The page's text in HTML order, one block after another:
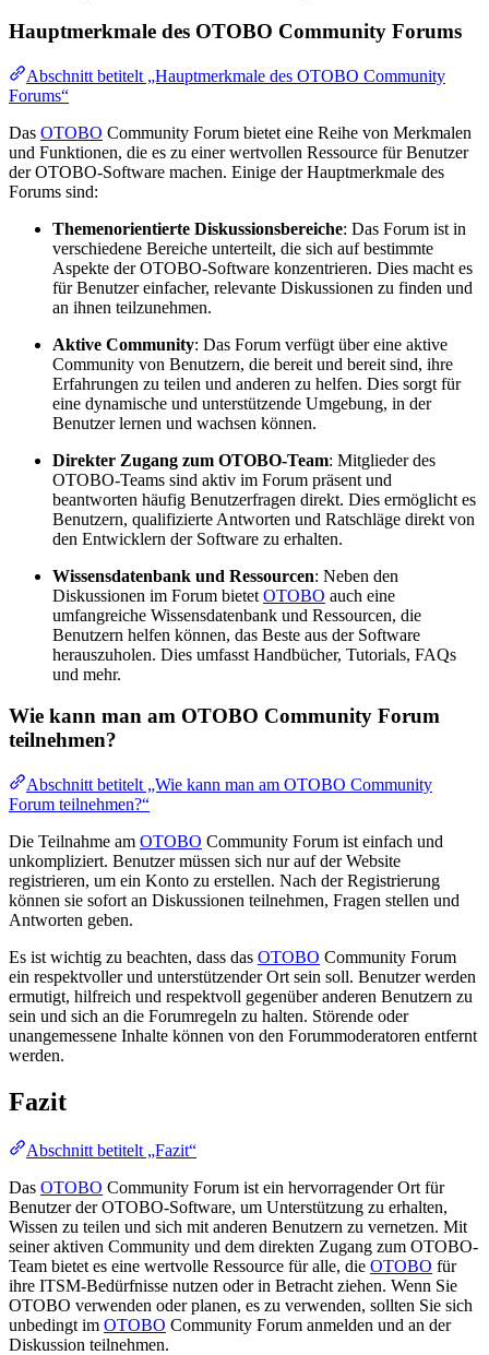
Hauptmerkmale des OTOBO Community Forums
Abschnitt betitelt „Hauptmerkmale des OTOBO Community
Forums“
Das OTOBO Community Forum bietet eine Reihe von Merkmalen
und Funktionen, die es zu einer wertvollen Ressource für Benutzer
der OTOBO-Software machen. Einige der Hauptmerkmale des
Forums sind:
Themenorientierte Diskussionsbereiche: Das Forum ist in
verschiedene Bereiche unterteilt, die sich auf bestimmte
Aspekte der OTOBO-Software konzentrieren. Dies macht es
für Benutzer einfacher, relevante Diskussionen zu finden und
an ihnen teilzunehmen.
Aktive Community: Das Forum verfügt über eine aktive
Community von Benutzern, die bereit und bereit sind, ihre
Erfahrungen zu teilen und anderen zu helfen. Dies sorgt für
eine dynamische und unterstützende Umgebung, in der
Benutzer lernen und wachsen können.
Direkter Zugang zum OTOBO-Team: Mitglieder des
OTOBO-Teams sind aktiv im Forum präsent und
beantworten häufig Benutzerfragen direkt. Dies ermöglicht es
Benutzern, qualifizierte Antworten und Ratschläge direkt von
den Entwicklern der Software zu erhalten.
Wissensdatenbank und Ressourcen: Neben den
Diskussionen im Forum bietet OTOBO auch eine
umfangreiche Wissensdatenbank und Ressourcen, die
Benutzern helfen können, das Beste aus der Software
herauszuholen. Dies umfasst Handbücher, Tutorials, FAQs
und mehr.
Wie kann man am OTOBO Community Forum
teilnehmen?
Abschnitt betitelt „Wie kann man am OTOBO Community
Forum teilnehmen?“
Die Teilnahme am OTOBO Community Forum ist einfach und
unkompliziert. Benutzer müssen sich nur auf der Website
registrieren, um ein Konto zu erstellen. Nach der Registrierung
können sie sofort an Diskussionen teilnehmen, Fragen stellen und
Antworten geben.
Es ist wichtig zu beachten, dass das OTOBO Community Forum
ein respektvoller und unterstützender Ort sein soll. Benutzer werden
ermutigt, hilfreich und respektvoll gegenüber anderen Benutzern zu
sein und sich an die Forumregeln zu halten. Störende oder
unangemessene Inhalte können von den Forummoderatoren entfernt
werden.
Fazit
Abschnitt betitelt „Fazit“
Das OTOBO Community Forum ist ein hervorragender Ort für
Benutzer der OTOBO-Software, um Unterstützung zu erhalten,
Wissen zu teilen und sich mit anderen Benutzern zu vernetzen. Mit
seiner aktiven Community und dem direkten Zugang zum OTOBO-
Team bietet es eine wertvolle Ressource für alle, die OTOBO für
ihre ITSM-Bedürfnisse nutzen oder in Betracht ziehen. Wenn Sie
OTOBO verwenden oder planen, es zu verwenden, sollten Sie sich
unbedingt im OTOBO Community Forum anmelden und an der
Diskussion teilnehmen.